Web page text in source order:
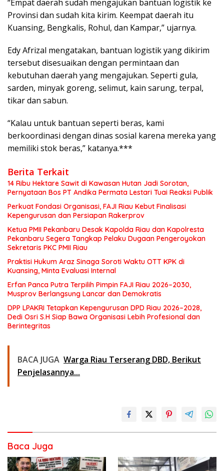
“Empat daerah sudah mengajukan bantuan logistik ke
Provinsi dan sudah kita kirim. Keempat daerah itu
Kuansing, Bengkalis, Rohul, dan Kampar,” ujarnya.
Edy Afrizal mengatakan, bantuan logistik yang dikirim
tersebut disesuaikan dengan permintaan dan
kebutuhan daerah yang mengajukan. Seperti gula,
sarden, minyak goreng, selimut, kain sarung, terpal,
tikar dan sabun.
“Kalau untuk bantuan seperti beras, kami
berkoordinasi dengan dinas sosial karena mereka yang
memiliki stok beras,” katanya.***
Berita Terkait
14 Ribu Hektare Sawit di Kawasan Hutan Jadi Sorotan,
Pernyataan Bos PT Andika Permata Lestari Tuai Reaksi Publik
Perkuat Fondasi Organisasi, FAJI Riau Kebut Finalisasi
Kepengurusan dan Persiapan Rakerprov
Ketua PMII Pekanbaru Desak Kapolda Riau dan Kapolresta
Pekanbaru Segera Tangkap Pelaku Dugaan Pengeroyokan
Sekretaris PKC PMII Riau
Praktisi Hukum Araz Sinaga Soroti Waktu OTT KPK di
Kuansing, Minta Evaluasi Internal
Erfan Panca Putra Terpilih Pimpin FAJI Riau 2026–2030,
Musprov Berlangsung Lancar dan Demokratis
DPP LPAKRI Tetapkan Kepengurusan DPD Riau 2026–2028,
Dedi Osri S.H Siap Bawa Organisasi Lebih Profesional dan
Berintegritas
BACA JUGA Warga Riau Terserang DBD, Berikut
Penjelasannya...
Baca Juga